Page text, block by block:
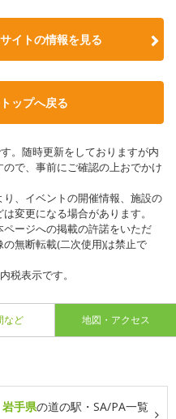
イトの情報を見る
ップへ戻る
。随時更新をしておりますが内
で、事前にご確認の上おでかけ
、イベントの開催情報、施設の
変更になる場合があります。
ージへの掲載の許諾をいただ
無断転載(二次使用)は禁止で
税表示です。
など 地図・アクセス
岩手県の道の駅・SA/PA一覧